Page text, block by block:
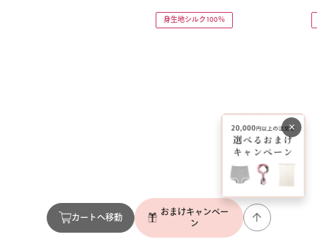
身生地シルク100％
×
カートへ移動
おまけキャンペー
ン